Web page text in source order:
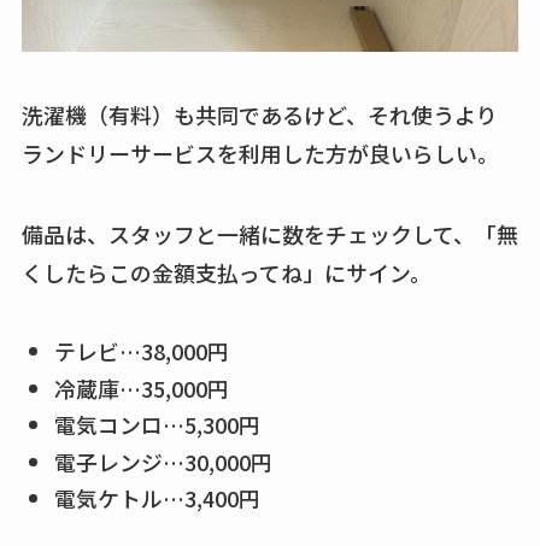
洗濯機（有料）も共同であるけど、それ使うより
ランドリーサービスを利用した方が良いらしい。
備品は、スタッフと一緒に数をチェックして、「無
くしたらこの金額支払ってね」にサイン。
テレビ…38,000円
冷蔵庫…35,000円
電気コンロ…5,300円
電子レンジ…30,000円
電気ケトル…3,400円